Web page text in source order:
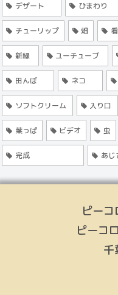
デザート ひまわり
チューリップ 畑
新緑 ユーチューブ
田んぼ ネコ
ソフトクリーム 入り口
葉っぱ ビデオ 虫
完成 あじ
ピー
ピーコ
千